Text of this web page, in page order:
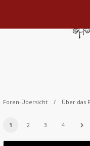
Foren-Übersicht Über das
1 2 3 4